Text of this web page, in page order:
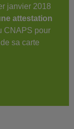
janvier 2018
attestation
CNAPS pour
sa carte